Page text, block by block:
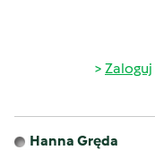
Zaloguj
Hanna Gręda